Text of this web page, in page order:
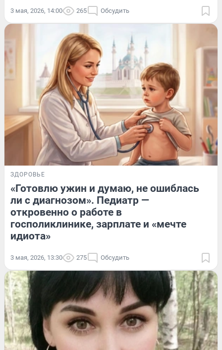
3 мая, 2026, 14:00 265 Обсудить
ЗДОРОВЬЕ
«Готовлю ужин и думаю, не ошиблась
ли с диагнозом». Педиатр —
откровенно о работе в
госполиклинике, зарплате и «мечте
идиота»
3 мая, 2026, 13:30 275 Обсудить